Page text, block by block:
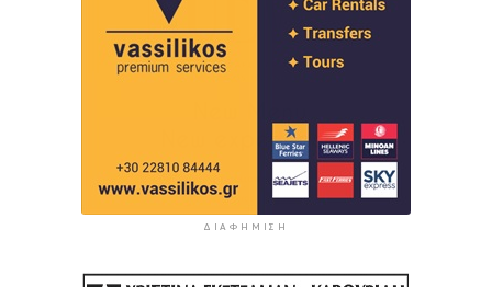
ΔΙΑΦΉΜΙΣΗ